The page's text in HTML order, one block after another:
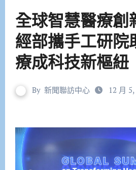
全球智慧醫療
經部攜手工研院
療成科技新樞紐
By 新聞聯訪中心 12 月